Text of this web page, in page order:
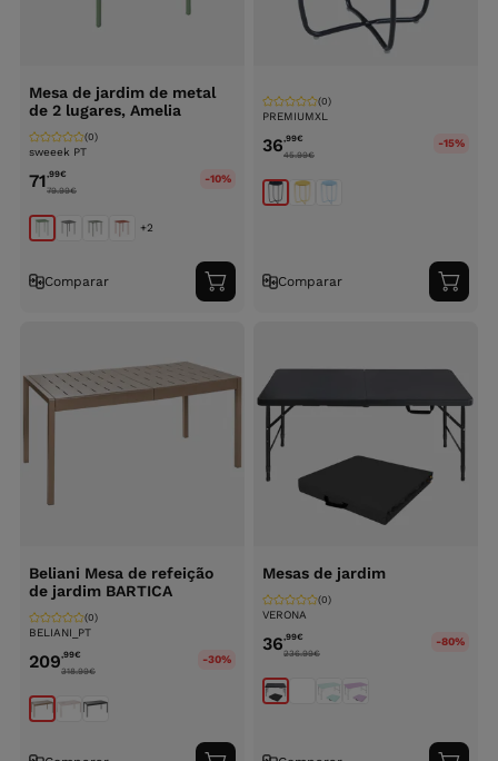
Mesa de jardim de metal
de 2 lugares, Amelia
sweeek PT
(0)
71,99€
79.99€
-10%
+2
Comparar
Adicionar
ao
PREMIUMXL
(0)
36,99€
45.99€
-15%
Comparar
ao
Beliani Mesa de refeição
de jardim BARTICA
BELIANI_PT
(0)
209,99€
318.99€
-30%
Mesas de jardim
VERONA
(0)
36,99€
236.99€
-80%